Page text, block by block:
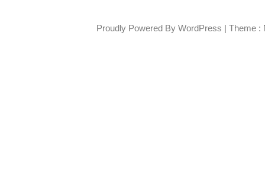
Proudly Powered By WordPress | Theme :